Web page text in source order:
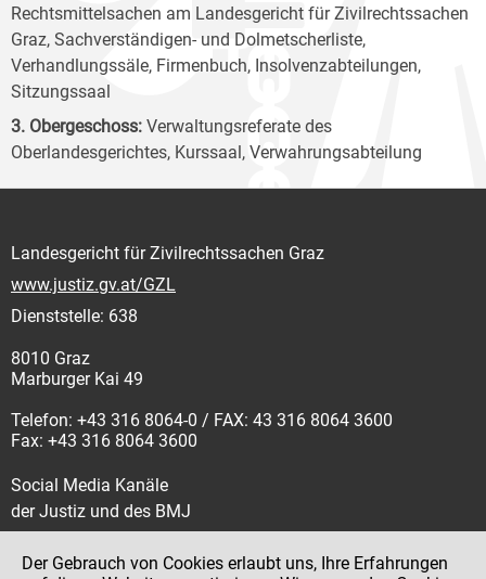
Rechtsmittelsachen am Landesgericht für Zivilrechtssachen
Graz, Sachverständigen- und Dolmetscherliste,
Verhandlungssäle, Firmenbuch, Insolvenzabteilungen,
Sitzungssaal
3. Obergeschoss: Verwaltungsreferate des
Oberlandesgerichtes, Kurssaal, Verwahrungsabteilung
Landesgericht für Zivilrechtssachen Graz
www.justiz.gv.at/GZL
Dienststelle: 638
8010 Graz
Marburger Kai 49
Telefon: +43 316 8064-0 / FAX: 43 316 8064 3600
Fax: +43 316 8064 3600
Social Media Kanäle
der Justiz und des BMJ
Der Gebrauch von Cookies erlaubt uns, Ihre Erfahrungen